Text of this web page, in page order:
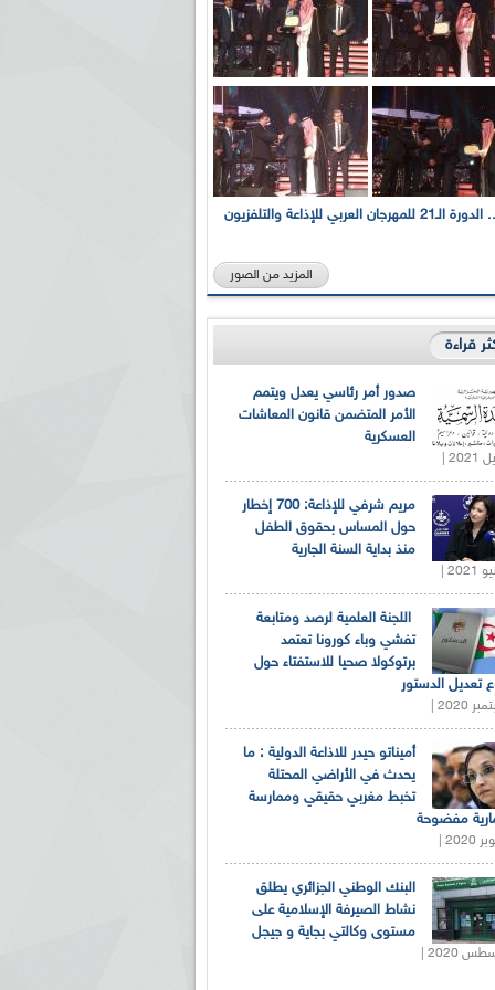
بالصور... الدورة الـ21 للمهرجان العربي للإذاعة والتلفزيون
المزيد من الصور
قراءة
صدور أمر رئاسي يعدل ويتمم
الأمر المتضمن قانون المعاشات
العسكرية
مريم شرفي للإذاعة: 700 إخطار
حول المساس بحقوق الطفل
منذ بداية السنة الجارية
اللجنة العلمية لرصد ومتابعة
تفشي وباء كورونا تعتمد
برتوكولا صحيا للاستفتاء حول
تعديل الدستور
أميناتو حيدر للاذاعة الدولية : ما
يحدث في الأراضي المحتلة
تخبط مغربي حقيقي وممارسة
مفضوحة
البنك الوطني الجزائري يطلق
نشاط الصيرفة الإسلامية على
مستوى وكالتي بجاية و جيجل